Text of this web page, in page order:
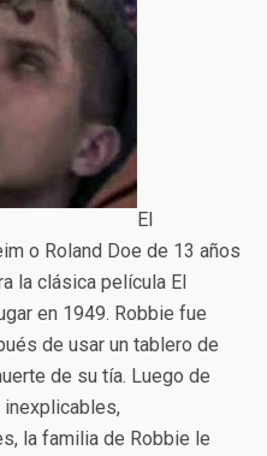
El
o Roland Doe de 13 años
la clásica película El
en 1949. Robbie fue
de usar un tablero de
de su tía. Luego de
la familia de Robbie le